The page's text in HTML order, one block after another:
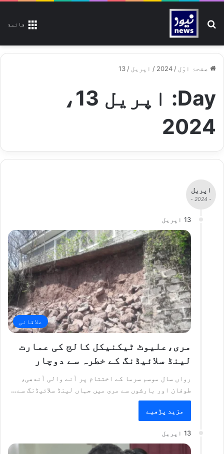
قائمة تلاش کیجیے
صفحۂ اوّل /
2024
/ اپریل /
13
Day:
اپریل 13،
2024
اپریل
- 2024 -
13 اپریل
علاقائی
مری،علیوٹ ٹیکنیکل کالج کی عمارت
لینڈ سلائیڈنگ کے خطرہ سے دوچار
رواں سال موسم سرما کے اختتام پر آنے والی آندھی،
طوفان اور بارشوں سے مری میں جہاں لینڈ سلائیڈنگ سے…
مزید پڑھیے
13 اپریل